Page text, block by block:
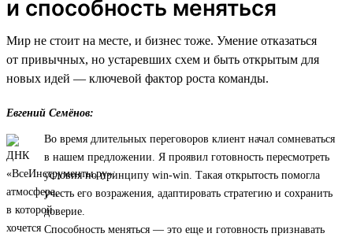
и способность меняться
Мир не стоит на месте, и бизнес тоже. Умение отказаться
от привычных, но устаревших схем и быть открытым для
новых идей — ключевой фактор роста команды.
Евгений Семёнов:
Во время длительных переговоров клиент начал сомневаться
в нашем предложении. Я проявил готовность пересмотреть
условия по принципу win-win. Такая открытость помогла
учесть его возражения, адаптировать стратегию и сохранить
доверие.
Способность меняться — это еще и готовность признавать